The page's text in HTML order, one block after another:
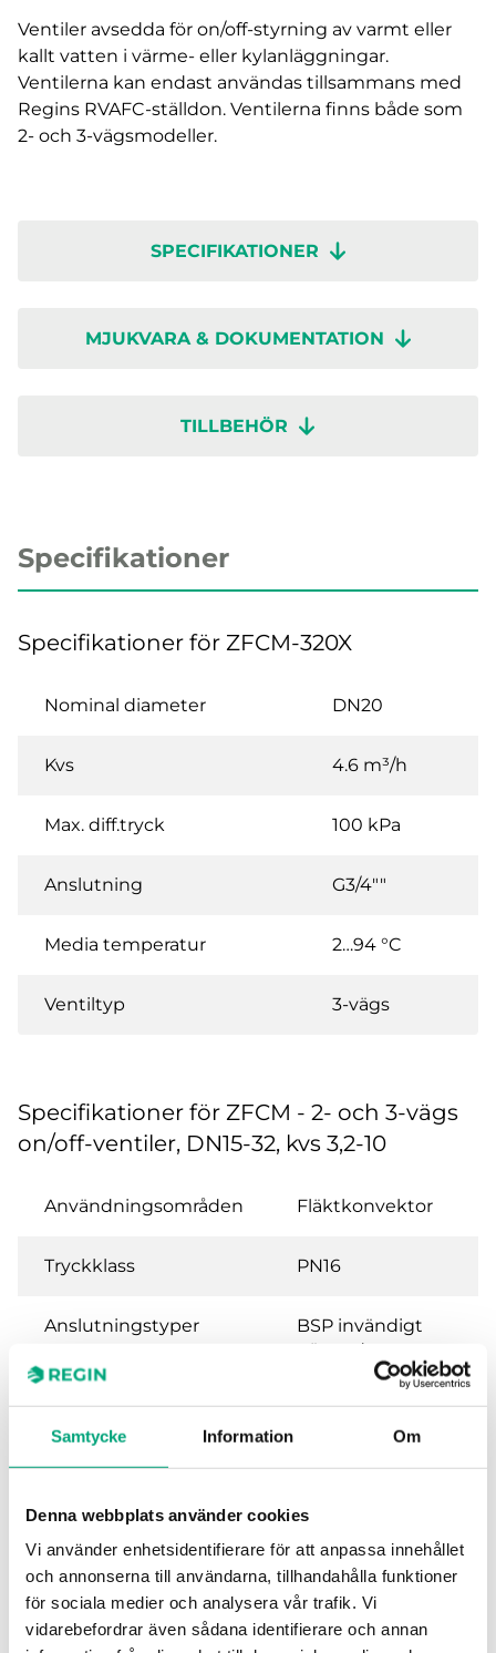
Samtycke Information Om
Denna webbplats använder cookies
Vi använder enhetsidentifierare för att anpassa innehållet
och annonserna till användarna, tillhandahålla funktioner
för sociala medier och analysera vår trafik. Vi
vidarebefordrar även sådana identifierare och annan
Ventiler avsedda för on/off-styrning av varmt eller
kallt vatten i värme- eller kylanläggningar.
Ventilerna kan endast användas tillsammans med
Regins RVAFC-ställdon. Ventilerna finns både som
2- och 3-vägsmodeller.
SPECIFIKATIONER
MJUKVARA & DOKUMENTATION
TILLBEHÖR
Specifikationer
Specifikationer för ZFCM-320X
Nominal diameter DN20
Kvs 4.6 m³/h
Max. diff.tryck 100 kPa
Anslutning G3/4""
Media temperatur 2…94 °C
Ventiltyp 3-vägs
Specifikationer för ZFCM - 2- och 3-vägs
on/off-ventiler, DN15-32, kvs 3,2-10
Användningsområden Fläktkonvektor
Tryckklass PN16
Anslutningstyper
BSP invändigt
gängad
according to ISO
Läckage
0.0 % of Kvs
(PTFE-packning,
kolfylld 25 %,
inget läckage)